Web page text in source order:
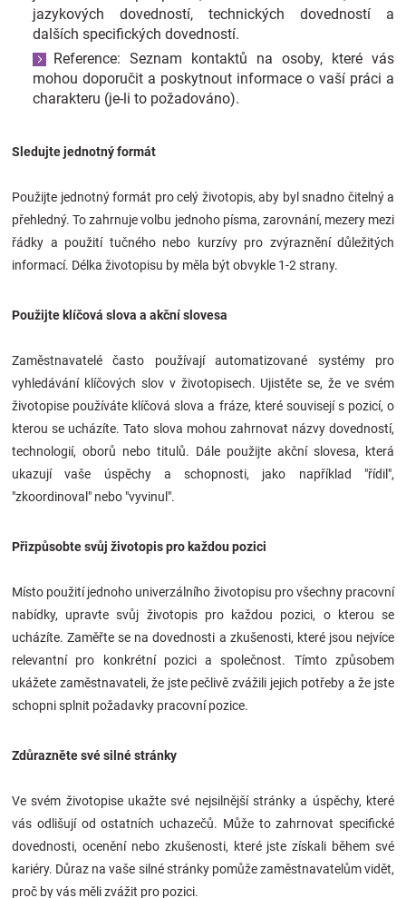
jazykových dovedností, technických dovedností a
dalších specifických dovedností.
Reference: Seznam kontaktů na osoby, které vás
mohou doporučit a poskytnout informace o vaší práci a
charakteru (je-li to požadováno).
Sledujte jednotný formát
Použijte jednotný formát pro celý životopis, aby byl snadno čitelný a
přehledný. To zahrnuje volbu jednoho písma, zarovnání, mezery mezi
řádky a použití tučného nebo kurzívy pro zvýraznění důležitých
informací. Délka životopisu by měla být obvykle 1-2 strany.
Použijte klíčová slova a akční slovesa
Zaměstnavatelé často používají automatizované systémy pro
vyhledávání klíčových slov v životopisech. Ujistěte se, že ve svém
životopise používáte klíčová slova a fráze, které souvisejí s pozicí, o
kterou se ucházíte. Tato slova mohou zahrnovat názvy dovedností,
technologií, oborů nebo titulů. Dále použijte akční slovesa, která
ukazují vaše úspěchy a schopnosti, jako například "řídil",
"zkoordinoval" nebo "vyvinul".
Přizpůsobte svůj životopis pro každou pozici
Místo použití jednoho univerzálního životopisu pro všechny pracovní
nabídky, upravte svůj životopis pro každou pozici, o kterou se
ucházíte. Zaměřte se na dovednosti a zkušenosti, které jsou nejvíce
relevantní pro konkrétní pozici a společnost. Tímto způsobem
ukážete zaměstnavateli, že jste pečlivě zvážili jejich potřeby a že jste
schopni splnit požadavky pracovní pozice.
Zdůrazněte své silné stránky
Ve svém životopise ukažte své nejsilnější stránky a úspěchy, které
vás odlišují od ostatních uchazečů. Může to zahrnovat specifické
dovednosti, ocenění nebo zkušenosti, které jste získali během své
kariéry. Důraz na vaše silné stránky pomůže zaměstnavatelům vidět,
proč by vás měli zvážit pro pozici.